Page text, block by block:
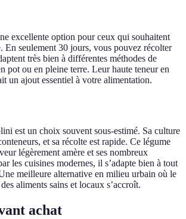
excellente option pour ceux qui souhaitent
En seulement 30 jours, vous pouvez récolter
très bien à différentes méthodes de
pot ou en pleine terre. Leur haute teneur en
un ajout essentiel à votre alimentation.
est un choix souvent sous-estimé. Sa culture
et sa récolte est rapide. Ce légume
légèrement amère et ses nombreux
les cuisines modernes, il s’adapte bien à tout
meilleure alternative en milieu urbain où le
aliments sains et locaux s’accroît.
achat